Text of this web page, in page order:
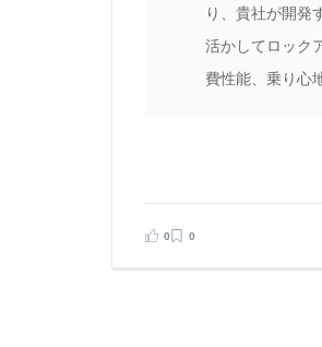
り、貴社が開発
活かしてロック
費性能、乗り心
0 0